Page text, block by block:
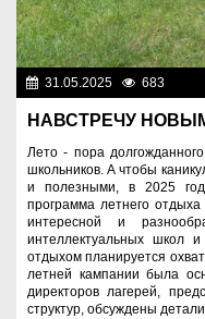
31.05.2025 683
НАВСТРЕЧУ
Лето - пора
школьников. А чтобы
и полезными, в 2025
программа летнего
интересной и
интеллектуальных школ
отдыхом планируется
летней кампании была
директоров лагерей,
структур, обсуждены